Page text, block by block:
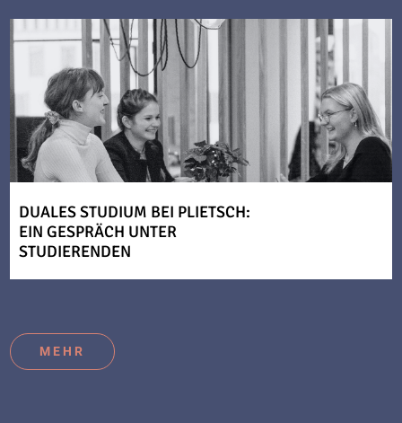
DUALES STUDIUM BEI PLIETSCH:
EIN GESPRÄCH UNTER
STUDIERENDEN
MEHR